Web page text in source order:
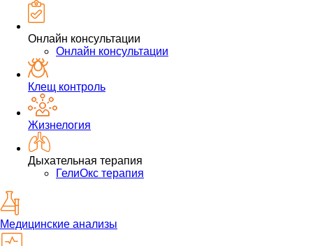
Онлайн консультации
Онлайн консультации
Клещ контроль
Жизнелогия
Дыхательная терапия
ГелиОкс терапия
Медицинские анализы